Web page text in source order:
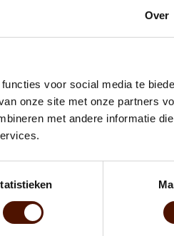
Over
voor social media te
onze site met onze partners
met andere informatie
u graag door naar onze website.
in Zottegem
Limburg, Oost-
en uitnodigend is. Van Aartselaar
haard, houtkachel of vuurplaats.